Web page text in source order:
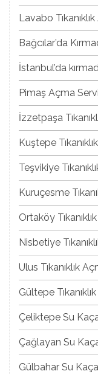
Lavabo
Bağcılar’da
İstanbul’da
Pimaş Açma
İzzetpaşa
Kuştepe
Teşvikiye
Kuruçesme
Ortaköy
Nisbetiye
Ulus Tıkanıklık
Gültepe
Çeliktepe Su
Çağlayan Su
Gülbahar Su